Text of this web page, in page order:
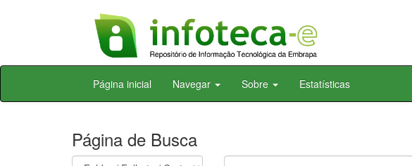
Skip
Página inicial Navegar Sobre Estatísticas
Página de Busca